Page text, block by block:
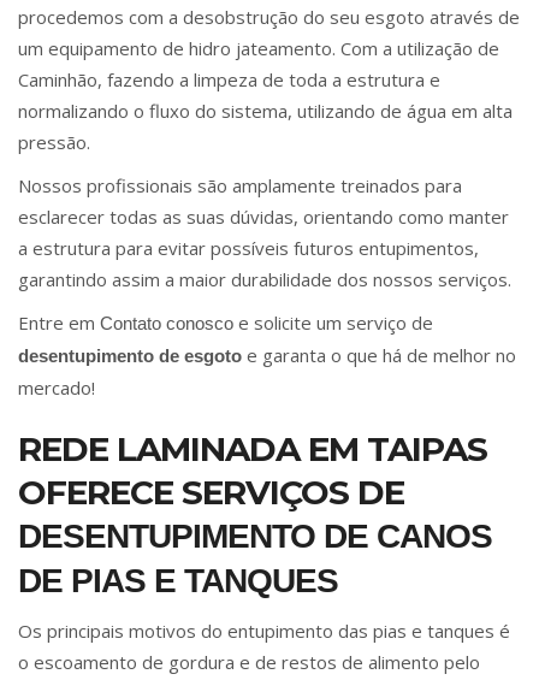
procedemos com a desobstrução do seu esgoto através de
um equipamento de hidro jateamento. Com a utilização de
Caminhão, fazendo a limpeza de toda a estrutura e
normalizando o fluxo do sistema, utilizando de água em alta
pressão.
Nossos profissionais são amplamente treinados para
esclarecer todas as suas dúvidas, orientando como manter
a estrutura para evitar possíveis futuros entupimentos,
garantindo assim a maior durabilidade dos nossos serviços.
Entre em Contato conosco e solicite um serviço de
desentupimento de esgoto e garanta o que há de melhor no
mercado!
REDE LAMINADA EM TAIPAS
OFERECE SERVIÇOS DE
DESENTUPIMENTO DE CANOS
DE PIAS E TANQUES
Os principais motivos do entupimento das pias e tanques é
o escoamento de gordura e de restos de alimento pelo